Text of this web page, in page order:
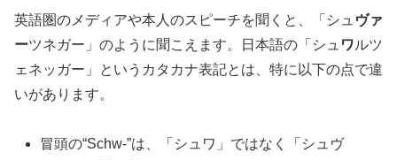
英語圏のメディアや本人のスピーチを聞くと、「シュ ヴァ
ーツネガー」のように聞こえます。日本語の「シュ ワルツ
ェネッガー」というカタカナ表記とは、特に以下の点で違
いがあります。
冒頭の“Schw-”は、「シュワ」ではなく「シュヴ